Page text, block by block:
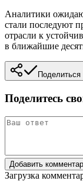
Аналитики
стали последуют
отрасли к
в ближайшие
Поделиться
Поделитесь
Добавить
Загрузка